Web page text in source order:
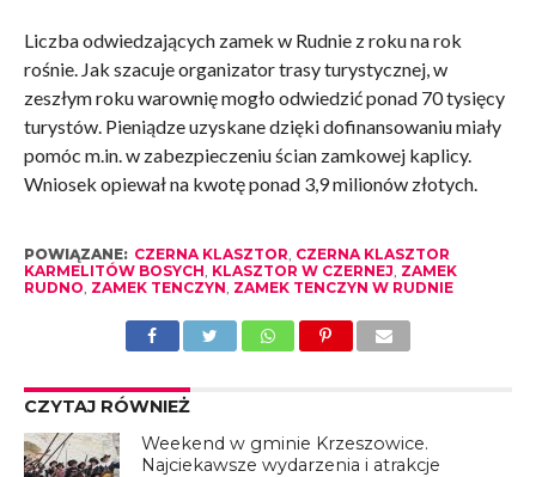
Liczba odwiedzających zamek w Rudnie z roku na rok
rośnie. Jak szacuje organizator trasy turystycznej, w
zeszłym roku warownię mogło odwiedzić ponad 70 tysięcy
turystów. Pieniądze uzyskane dzięki dofinansowaniu miały
pomóc m.in. w zabezpieczeniu ścian zamkowej kaplicy.
Wniosek opiewał na kwotę ponad 3,9 milionów złotych.
POWIĄZANE: CZERNA KLASZTOR CZERNA KLASZTOR
KARMELITÓW BOSYCH KLASZTOR W CZERNEJ ZAMEK
RUDNO ZAMEK TENCZYN ZAMEK TENCZYN W RUDNIE
CZYTAJ RÓWNIEŻ
Weekend w gminie Krzeszowice.
Najciekawsze wydarzenia i atrakcje